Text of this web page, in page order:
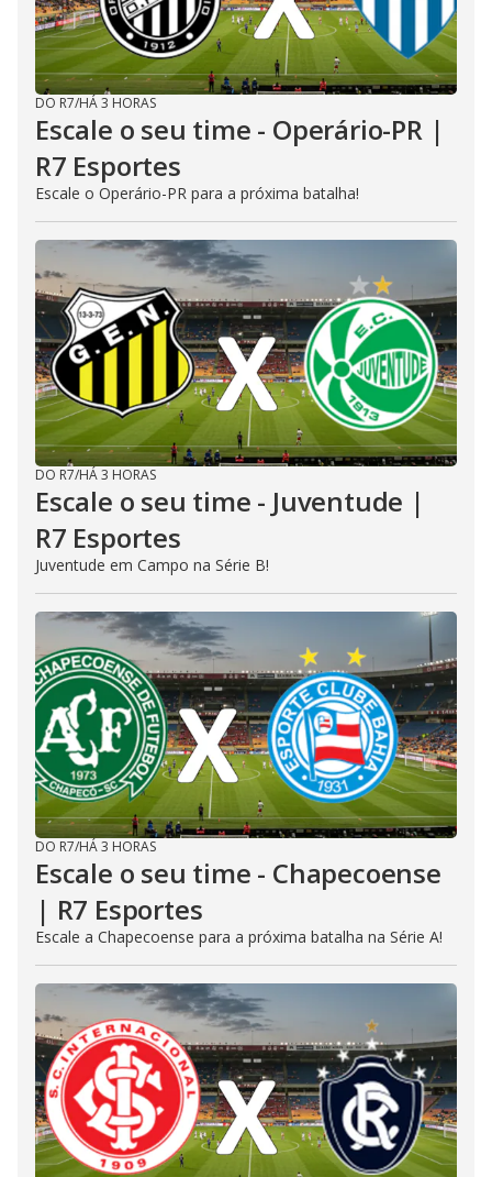
DO R7/HÁ 3 HORAS
Escale o seu time - Operário-PR |
R7 Esportes
Escale o Operário-PR para a próxima batalha!
DO R7/HÁ 3 HORAS
Escale o seu time - Juventude |
R7 Esportes
Juventude em Campo na Série B!
DO R7/HÁ 3 HORAS
Escale o seu time - Chapecoense
| R7 Esportes
Escale a Chapecoense para a próxima batalha na Série A!